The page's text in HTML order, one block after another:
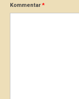
Kommentar*